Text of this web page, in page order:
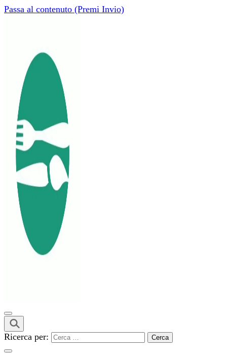
Passa al contenuto (Premi Invio)
Ricerca per: